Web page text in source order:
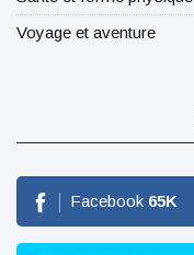
Voyage et aventure
Facebook 65K